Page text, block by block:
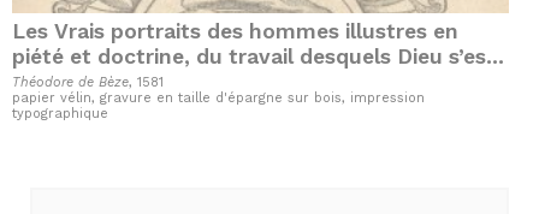
Les Vrais portraits des hommes illustres en
piété et doctrine, du travail desquels Dieu s’est
servi en ces derniers temps pour remettre sus
la vraye religion en divers pays de la
Théodore de Bèze, 1581
papier vélin, gravure en taille d'épargne sur bois, impression
typographique